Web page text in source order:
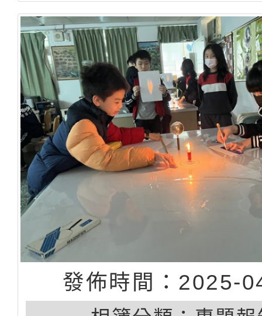
發佈時間：2025-